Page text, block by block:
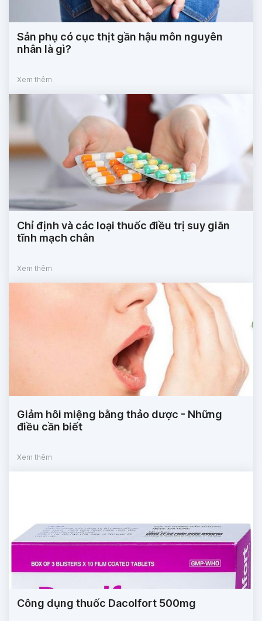
Sản phụ có cục thịt gần hậu môn nguyên
nhân là gì?
Xem thêm
Chỉ định và các loại thuốc điều trị suy giãn
tĩnh mạch chân
Xem thêm
Giảm hôi miệng bằng thảo dược - Những
điều cần biết
Xem thêm
Công dụng thuốc Dacolfort 500mg